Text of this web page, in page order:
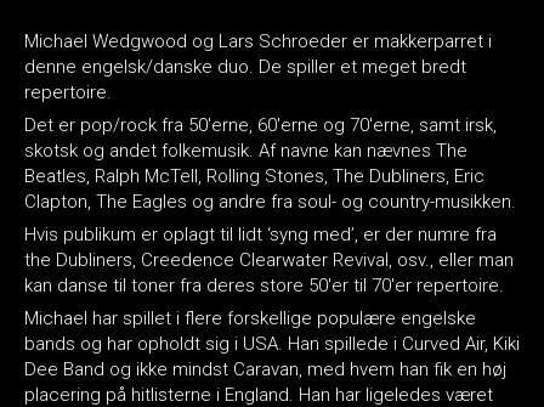
Michael Wedgwood og Lars Schroeder er makkerparret i
denne engelsk/danske duo. De spiller et meget bredt
repertoire.
Det er pop/rock fra 50'erne, 60'erne og 70'erne, samt irsk,
skotsk og andet folkemusik. Af navne kan nævnes The
Beatles, Ralph McTell, Rolling Stones, The Dubliners, Eric
Clapton, The Eagles og andre fra soul- og country-musikken.
Hvis publikum er oplagt til lidt ‘syng med’, er der numre fra
the Dubliners, Creedence Clearwater Revival, osv., eller man
kan danse til toner fra deres store 50'er til 70'er repertoire.
Michael har spillet i flere forskellige populære engelske
bands og har opholdt sig i USA. Han spillede i Curved Air, Kiki
Dee Band og ikke mindst Caravan, med hvem han fik en høj
placering på hitlisterne i England. Han har ligeledes været